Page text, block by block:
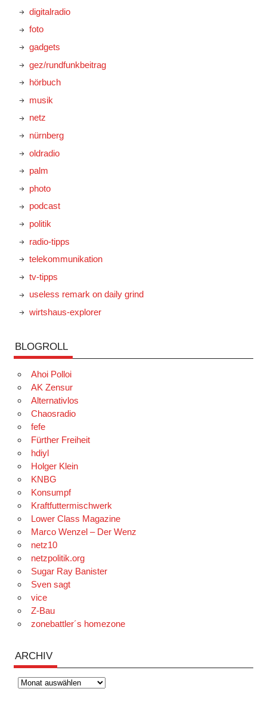
digitalradio
foto
gadgets
gez/rundfunkbeitrag
hörbuch
musik
netz
nürnberg
oldradio
palm
photo
podcast
politik
radio-tipps
telekommunikation
tv-tipps
useless remark on daily grind
wirtshaus-explorer
BLOGROLL
Ahoi Polloi
AK Zensur
Alternativlos
Chaosradio
fefe
Fürther Freiheit
hdiyl
Holger Klein
KNBG
Konsumpf
Kraftfuttermischwerk
Lower Class Magazine
Marco Wenzel – Der Wenz
netz10
netzpolitik.org
Sugar Ray Banister
Sven sagt
vice
Z-Bau
zonebattler´s homezone
ARCHIV
Archiv